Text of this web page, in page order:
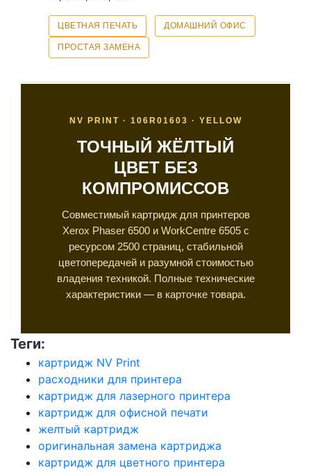
ЦВЕТНАЯ ПЕЧАТЬ ДОМАШНИЙ ОФИС
ПРОСТАЯ ЗАМЕНА
NV PRINT · 106R01603 · YELLOW
ТОЧНЫЙ ЖЁЛТЫЙ
ЦВЕТ БЕЗ
КОМПРОМИССОВ
Совместимый картридж для принтеров
Xerox Phaser 6500 и WorkCentre 6505 с
ресурсом 2500 страниц, стабильной
цветопередачей и разумной стоимостью
владения техникой. Полные технические
характеристики — в карточке товара.
Теги:
картридж NV Print
расходники для принтера
картридж для лазерного принтера
картридж для офисной печати
желтый картридж
оригинальная замена картриджа
картридж для цветного принтера